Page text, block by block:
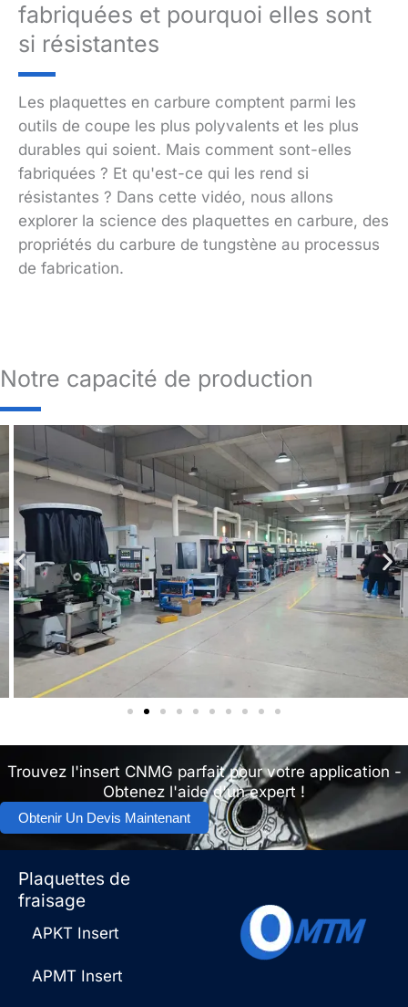
fabriquées et pourquoi elles sont
si résistantes
Les plaquettes en carbure comptent parmi les
outils de coupe les plus polyvalents et les plus
durables qui soient. Mais comment sont-elles
fabriquées ? Et qu'est-ce qui les rend si
résistantes ? Dans cette vidéo, nous allons
explorer la science des plaquettes en carbure, des
propriétés du carbure de tungstène au processus
de fabrication.
Notre capacité de production
Trouvez l'insert CNMG parfait pour votre application -
Obtenez l'aide d'un expert !
Obtenir Un Devis Maintenant
Plaquettes de
fraisage
APKT Insert
APMT Insert